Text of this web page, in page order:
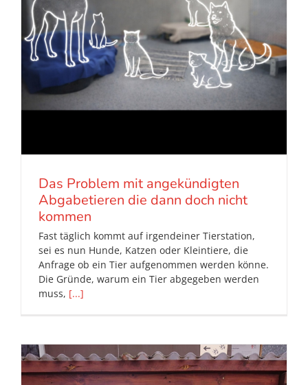
Das Problem mit angekündigten
Abgabetieren die dann doch nicht
kommen
Fast täglich kommt auf irgendeiner Tierstation,
sei es nun Hunde, Katzen oder Kleintiere, die
Anfrage ob ein Tier aufgenommen werden könne.
Die Gründe, warum ein Tier abgegeben werden
muss, [...]